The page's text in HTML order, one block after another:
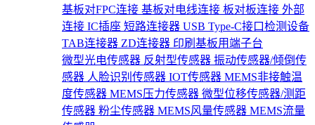
基板对FPC连接 基板对电线连接 板对板连接 外部
连接 IC插座 短路连接器 USB Type-C接口检测设备
TAB连接器 ZD连接器 印刷基板用端子台
微型光电传感器 反射型传感器 振动传感器/倾倒传
感器 人脸识别传感器 IOT传感器 MEMS非接触温
度传感器 MEMS压力传感器 微型位移传感器/测距
传感器 粉尘传感器 MEMS风量传感器 MEMS流量